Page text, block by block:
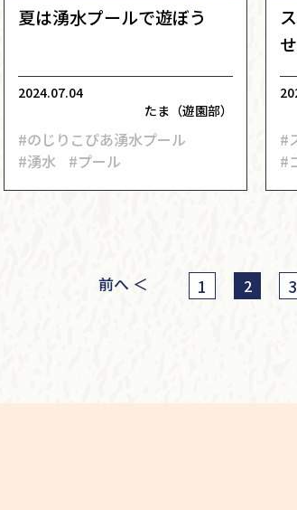
夏は湧水プールで遊ぼう
2024.07.04
たま（遊園部）
#のじりこぴあ湧水プール
#湧水
#プール
#
#
前へ ＜ 1 2 3